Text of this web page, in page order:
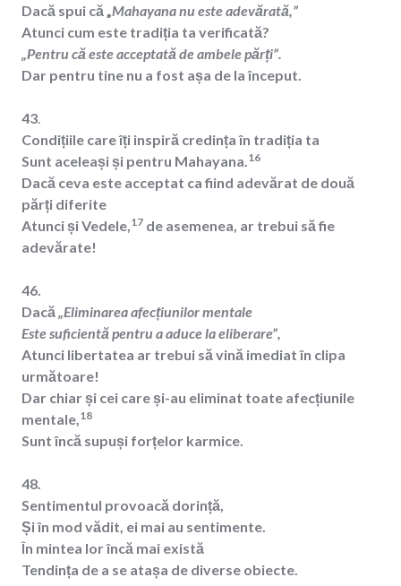
Dacă spui că „Mahayana nu este adevărată,”
Atunci cum este tradiția ta verificată?
„Pentru că este acceptată de ambele părți”.
Dar pentru tine nu a fost așa de la început.
43.
Condițiile care îți inspiră credința în tradiția ta
Sunt aceleași și pentru Mahayana.16
Dacă ceva este acceptat ca fiind adevărat de două
părți diferite
Atunci și Vedele,17 de asemenea, ar trebui să fie
adevărate!
46.
Dacă„Eliminarea afecțiunilor mentale
Este suficientă pentru a aduce la eliberare”,
Atunci libertatea ar trebui să vină imediat în clipa
următoare!
Dar chiar și cei care și-au eliminat toate afecțiunile
mentale,18
Sunt încă supuși forțelor karmice.
48.
Sentimentul provoacă dorință,
Și în mod vădit, ei mai au sentimente.
În mintea lor încă mai există
Tendința de a se atașa de diverse obiecte.